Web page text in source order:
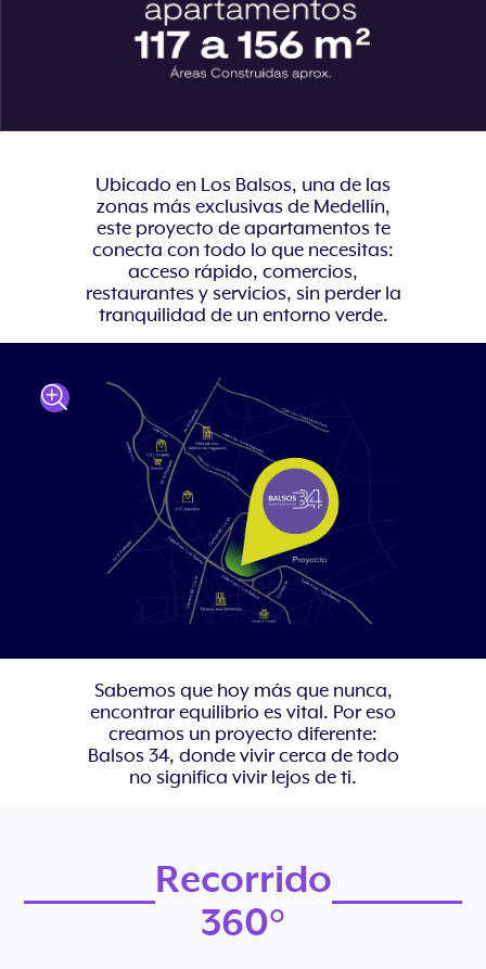
Ubicado en Los Balsos, una de las
zonas más exclusivas de Medellín,
este proyecto de apartamentos te
conecta con todo lo que necesitas:
acceso rápido, comercios,
restaurantes y servicios, sin perder la
tranquilidad de un entorno verde.
Sabemos que hoy más que nunca,
encontrar equilibrio es vital. Por eso
creamos un proyecto diferente:
Balsos 34, donde vivir cerca de todo
no significa vivir lejos de ti.
Recorrido
360°